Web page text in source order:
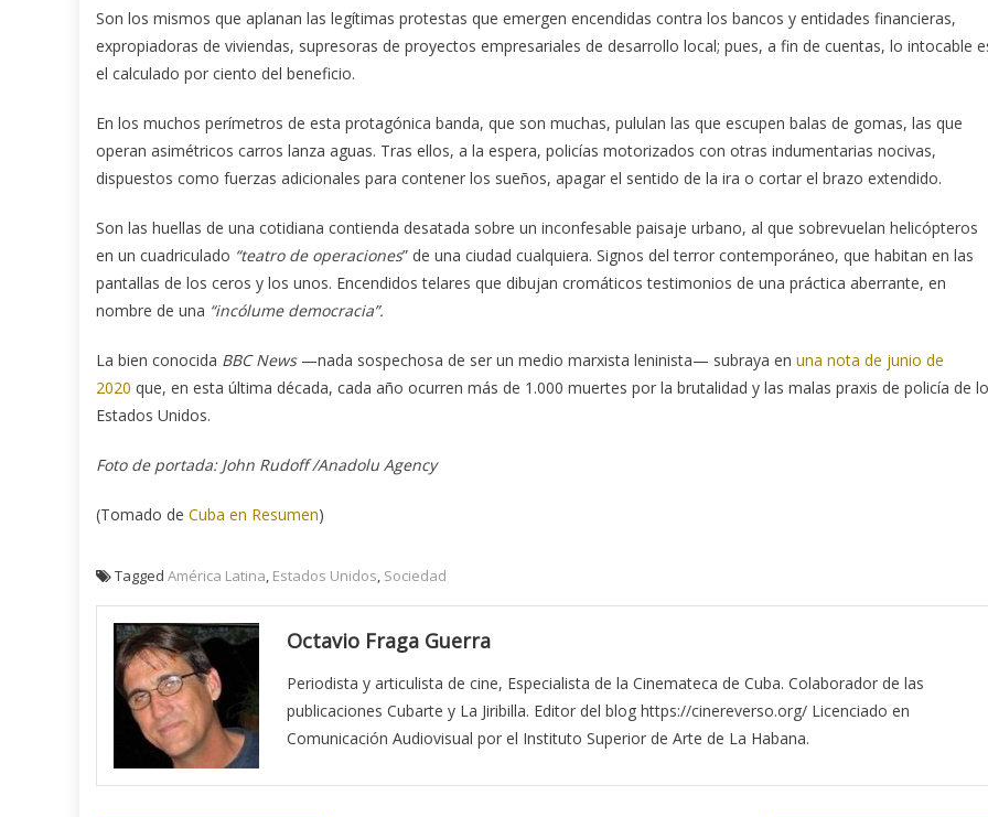
Son los mismos que aplanan las legítimas protestas que emergen encendidas contra los bancos y entidades financieras,
expropiadoras de viviendas, supresoras de proyectos empresariales de desarrollo local; pues, a fin de cuentas, lo intocable
el calculado por ciento del beneficio.
En los muchos perímetros de esta protagónica banda, que son muchas, pululan las que escupen balas de gomas, las que
operan asimétricos carros lanza aguas. Tras ellos, a la espera, policías motorizados con otras indumentarias nocivas,
dispuestos como fuerzas adicionales para contener los sueños, apagar el sentido de la ira o cortar el brazo extendido.
Son las huellas de una cotidiana contienda desatada sobre un inconfesable paisaje urbano, al que sobrevuelan helicópteros
en un cuadriculado “teatro de operaciones” de una ciudad cualquiera. Signos del terror contemporáneo, que habitan en las
pantallas de los ceros y los unos. Encendidos telares que dibujan cromáticos testimonios de una práctica aberrante, en
nombre de una “incólume democracia”.
La bien conocida BBC News—nada sospechosa de ser un medio marxista leninista— subraya en una nota de junio de
2020 que, en esta última década, cada año ocurren más de 1.000 muertes por la brutalidad y las malas praxis de policía de
Estados Unidos.
Foto de portada: John Rudoff /Anadolu Agency
(Tomado de Cuba en Resumen)
Tagged América Latina, Estados Unidos, Sociedad
Octavio Fraga Guerra
Periodista y articulista de cine, Especialista de la Cinemateca de Cuba. Colaborador de las
publicaciones Cubarte y La Jiribilla. Editor del blog https://cinereverso.org/ Licenciado en
Comunicación Audiovisual por el Instituto Superior de Arte de La Habana.